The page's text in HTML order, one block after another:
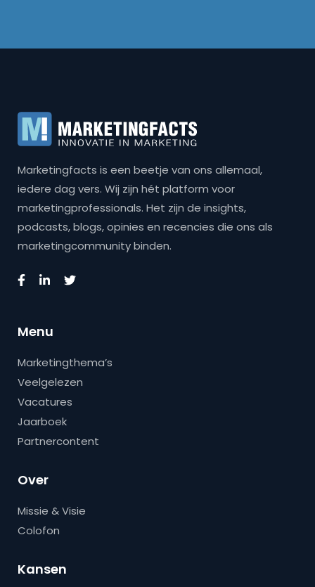
Marketingfacts is een beetje van ons allemaal,
iedere dag vers. Wij zijn hét platform voor
marketingprofessionals. Het zijn de insights,
podcasts, blogs, opinies en recencies die ons als
marketingcommunity binden.
Menu
Marketingthema’s
Veelgelezen
Vacatures
Jaarboek
Partnercontent
Over
Missie & Visie
Colofon
Kansen